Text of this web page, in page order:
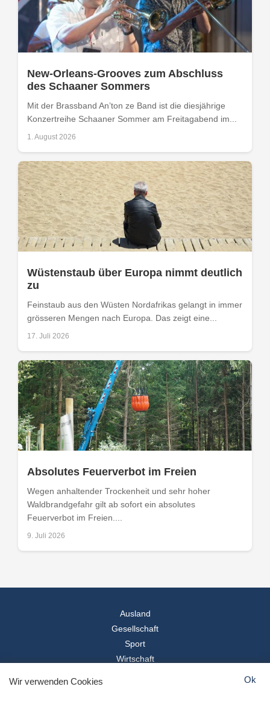
New-Orleans-Grooves zum Abschluss
des Schaaner Sommers
Mit der Brassband An’ton ze Band ist die diesjährige
Konzertreihe Schaaner Sommer am Freitagabend im...
1. August 2026
Wüstenstaub über Europa nimmt deutlich
zu
Feinstaub aus den Wüsten Nordafrikas gelangt in immer
grösseren Mengen nach Europa. Das zeigt eine...
17. Juli 2026
Absolutes Feuerverbot im Freien
Wegen anhaltender Trockenheit und sehr hoher
Waldbrandgefahr gilt ab sofort ein absolutes
Feuerverbot im Freien....
9. Juli 2026
Ausland
Gesellschaft
Sport
Wirtschaft
© 2026Landesspiegel
Wir verwenden Cookies Ok